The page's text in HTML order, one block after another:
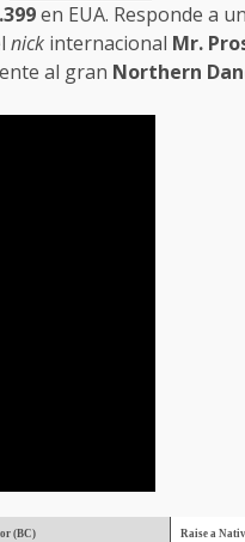
en EUA. Responde a
nick internacional Mr.
al gran Northern
(BC) Raise a